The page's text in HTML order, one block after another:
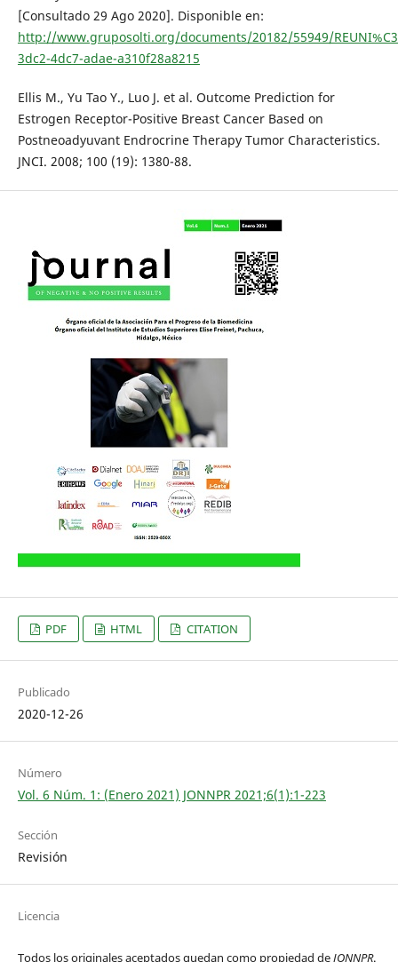
[Consultado 29 Ago 2020]. Disponible en:
http://www.gruposolti.org/documents/20182/55949/
3dc2-4dc7-adae-a310f28a8215
Ellis M., Yu Tao Y., Luo J. et al. Outcome Prediction for
Estrogen Receptor-Positive Breast Cancer Based on
Postneoadyuvant Endrocrine Therapy Tumor Characteristics.
JNCI. 2008; 100 (19): 1380-88.
PDF HTML CITATION
Publicado
2020-12-26
Número
Vol. 6 Núm. 1: (Enero 2021) JONNPR 2021;6(1):1-223
Sección
Revisión
Licencia
Todos los originales aceptados quedan como propiedad deJONNPR.